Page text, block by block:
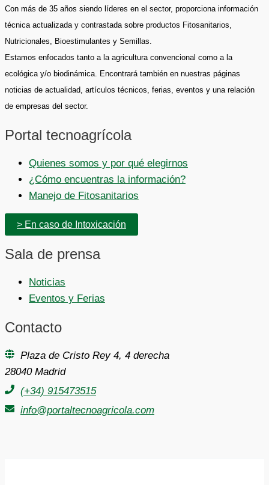
Con más de 35 años siendo líderes en el sector, proporciona información
técnica actualizada y contrastada sobre productos Fitosanitarios,
Nutricionales, Bioestimulantes y Semillas.
Estamos enfocados tanto a la agricultura convencional como a la
ecológica y/o biodinámica. Encontrará también en nuestras páginas
noticias de actualidad, artículos técnicos, ferias, eventos y una relación
de empresas del sector.
Portal tecnoagrícola
Quienes somos y por qué elegirnos
¿Cómo encuentras la información?
Manejo de Fitosanitarios
> En caso de Intoxicación
Sala de prensa
Noticias
Eventos y Ferias
Contacto
Plaza de Cristo Rey 4, 4 derecha
28040 Madrid
(+34) 915473515
info@portaltecnoagricola.com